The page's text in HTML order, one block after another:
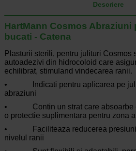
Descriere
HartMann Cosmos Abraziuni
bucati - Catena
Plasturii sterili, pentru julituri Cosmos
autoadezivi din hidrocoloid care
echilibrat, stimuland vindecarea ranii.
• Indicati pentru aplicarea pe
abraziuni
• Contin un strat care absoarbe
o protectie suplimentara pentru zona
• Faciliteaza reducerea presiunii
nivelul ranii